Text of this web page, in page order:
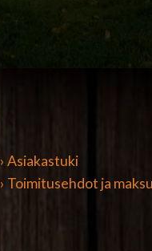
› Asiakastuki
› Toimitusehdot ja